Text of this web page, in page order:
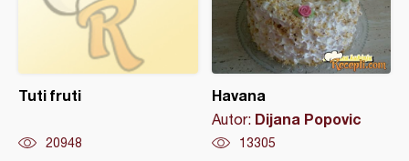
Tuti fruti
20948
Havana
Autor: Dijana Popovic
13305